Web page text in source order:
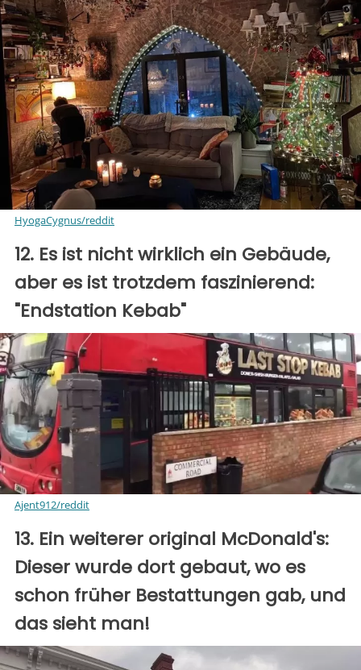
HyogaCygnus/reddit
12. Es ist nicht wirklich ein Gebäude,
aber es ist trotzdem faszinierend:
"Endstation Kebab"
Ajent912/reddit
13. Ein weiterer original McDonald's:
Dieser wurde dort gebaut, wo es
schon früher Bestattungen gab, und
das sieht man!